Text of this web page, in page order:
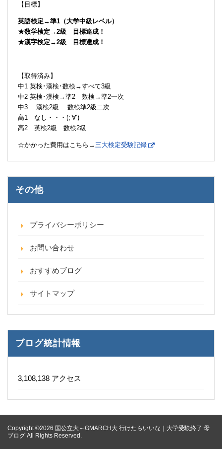
【目標】
英語検定→準1（大学中級レベル）
★数学検定→2級 目標達成！
★漢字検定→2級 目標達成！
【取得済み】
中1 英検･漢検･数検→すべて3級
中2 英検･漢検→準2 数検→準2一次
中3 漢検2級 数検準2級二次
高1 なし・・・(;’∀’)
高2 英検2級 数検2級
☆かかった費用はこちら→三大検定受験記録
その他
プライバシーポリシー
お問い合わせ
おすすめブログ
サイトマップ
ブログ統計情報
3,108,138 アクセス
Copyright ©2026 国公立大～GMARCH大 行けたらいいな｜大学受験終了 母
ブログ All Rights Reserved.